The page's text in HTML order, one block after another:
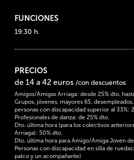
FUNCIONES
19:30 h.
PRECIOS
de 14 a 42 euros /con descuentos
Amigos/Amigas Arriaga: desde 25% dto.
Grupos, jóvenes, mayores 65,
personas con discapacidad superior al 33%:
Profesionales de danza: de 25% dto.
Dto. última hora (para los colectivos
Arriaga): 50% dto.
Dto. última hora para Amigo/Amiga Joven
Personas con discapacidad en silla de
palco y un acompañante)